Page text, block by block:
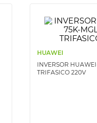
HUAWEI
INVERSOR
TRIFASICO 220V